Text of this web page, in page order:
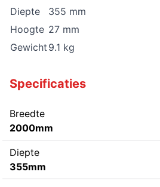
Diepte
355 mm
Hoogte 27 mm
Gewicht 9.1 kg
Specificaties
Breedte
2000mm
Diepte
355mm